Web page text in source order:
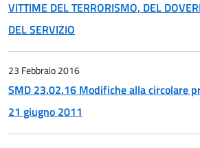
VITTIME DEL TERRORISMO, DEL
DEL SERVIZIO
23 Febbraio 2016
SMD 23.02.16 Modifiche alla circolare
21 giugno 2011